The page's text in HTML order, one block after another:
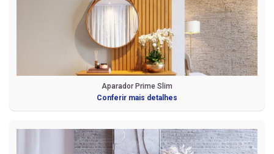
Aparador Prime Slim
Conferir mais detalhes